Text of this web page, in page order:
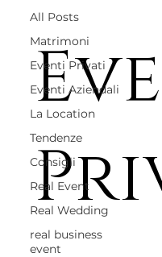
All Posts
Matrimoni
Eventi Privati
Eventi Aziendali
La Location
Tendenze
Consigli
Real Event
Real Wedding
real business
event